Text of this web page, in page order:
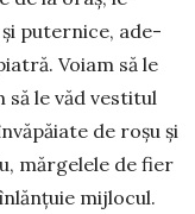
puternice, ade­­
Voiam să le
să le văd vestitul
de roșu și
măr­gelele de fier
mijlocul.